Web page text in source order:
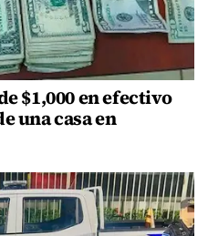
$1,000 en efectivo
una casa en